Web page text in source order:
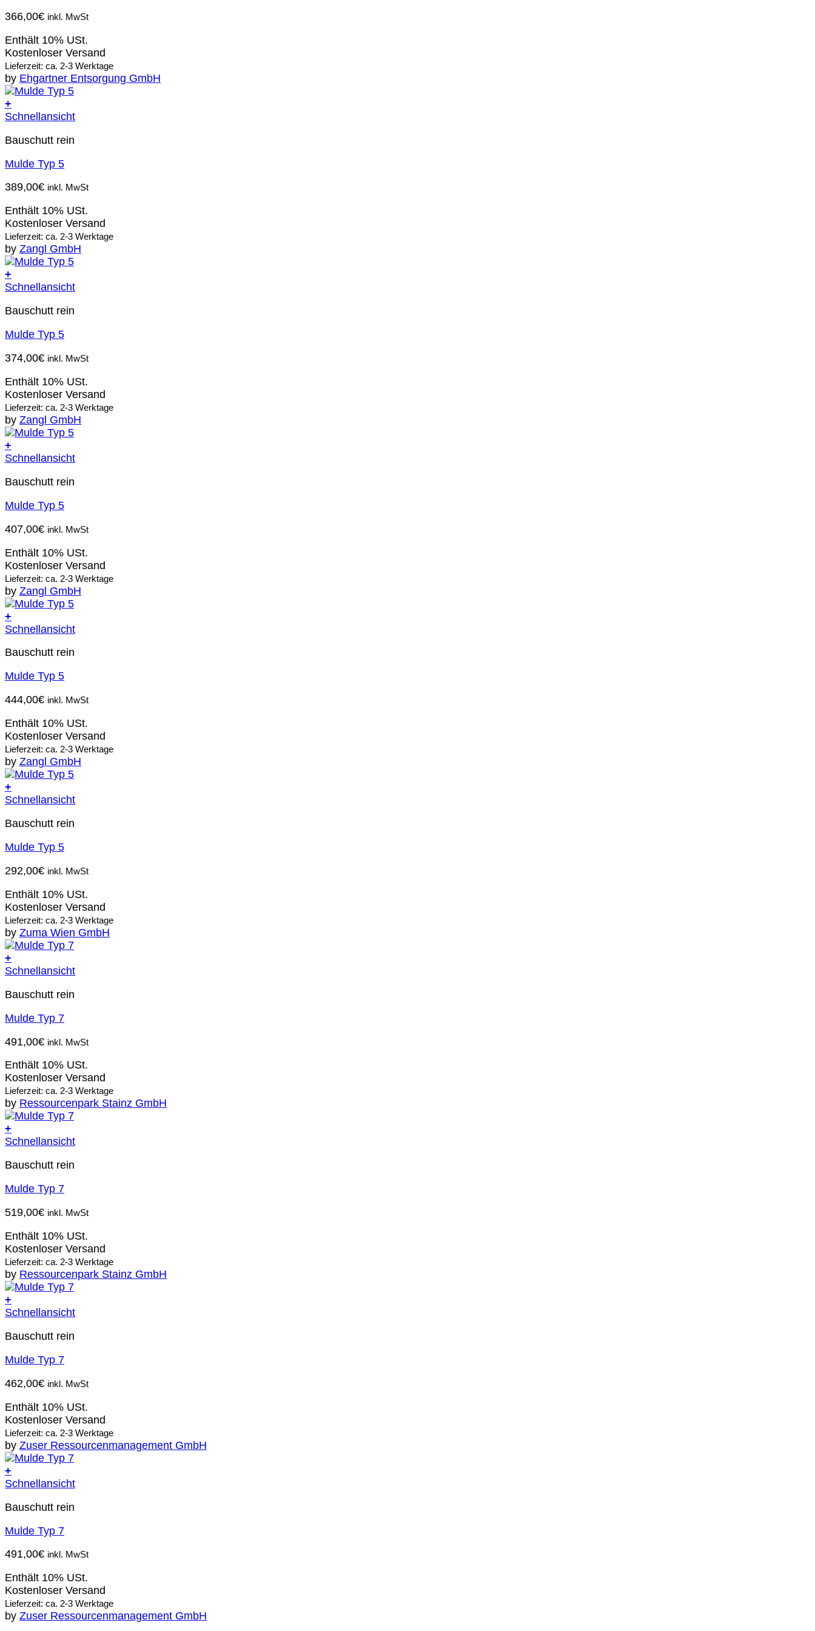
366,00€ inkl. MwSt
Enthält 10% USt.
Kostenloser Versand
Lieferzeit: ca. 2-3 Werktage
by Ehgartner Entsorgung GmbH
+
Schnellansicht
Bauschutt rein
Mulde Typ 5
389,00€ inkl. MwSt
Enthält 10% USt.
Kostenloser Versand
Lieferzeit: ca. 2-3 Werktage
by Zangl GmbH
+
Schnellansicht
Bauschutt rein
Mulde Typ 5
374,00€ inkl. MwSt
Enthält 10% USt.
Kostenloser Versand
Lieferzeit: ca. 2-3 Werktage
by Zangl GmbH
+
Schnellansicht
Bauschutt rein
Mulde Typ 5
407,00€ inkl. MwSt
Enthält 10% USt.
Kostenloser Versand
Lieferzeit: ca. 2-3 Werktage
by Zangl GmbH
+
Schnellansicht
Bauschutt rein
Mulde Typ 5
444,00€ inkl. MwSt
Enthält 10% USt.
Kostenloser Versand
Lieferzeit: ca. 2-3 Werktage
by Zangl GmbH
+
Schnellansicht
Bauschutt rein
Mulde Typ 5
292,00€ inkl. MwSt
Enthält 10% USt.
Kostenloser Versand
Lieferzeit: ca. 2-3 Werktage
by Zuma Wien GmbH
+
Schnellansicht
Bauschutt rein
Mulde Typ 7
491,00€ inkl. MwSt
Enthält 10% USt.
Kostenloser Versand
Lieferzeit: ca. 2-3 Werktage
by Ressourcenpark Stainz GmbH
+
Schnellansicht
Bauschutt rein
Mulde Typ 7
519,00€ inkl. MwSt
Enthält 10% USt.
Kostenloser Versand
Lieferzeit: ca. 2-3 Werktage
by Ressourcenpark Stainz GmbH
+
Schnellansicht
Bauschutt rein
Mulde Typ 7
462,00€ inkl. MwSt
Enthält 10% USt.
Kostenloser Versand
Lieferzeit: ca. 2-3 Werktage
by Zuser Ressourcenmanagement GmbH
+
Schnellansicht
Bauschutt rein
Mulde Typ 7
491,00€ inkl. MwSt
Enthält 10% USt.
Kostenloser Versand
Lieferzeit: ca. 2-3 Werktage
by Zuser Ressourcenmanagement GmbH